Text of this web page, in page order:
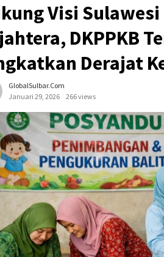
Visi
DKPPKB
Derajat
GlobalSulbar.com
Januari 29, 2026
266 views